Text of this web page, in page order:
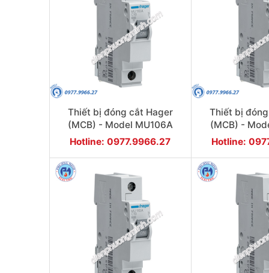
Thiết bị đóng cắt Hager
(MCB) - Model MU106A
Hotline: 0977.9966.27
Thiết bị
(MCB) -
Hotline: